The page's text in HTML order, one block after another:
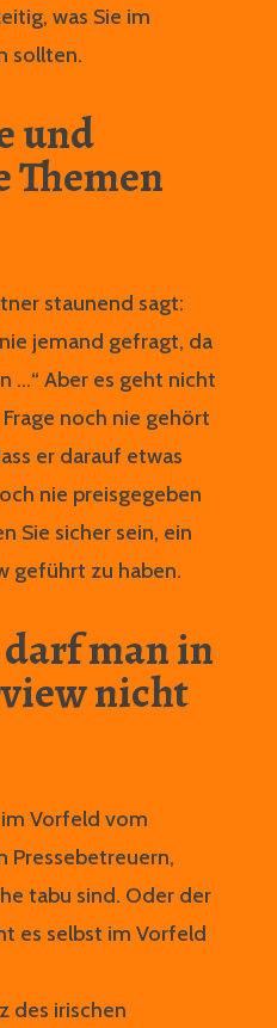
was Sie im
sollten.
und
staunend sagt:
jemand gefragt, da
…“ Aber es geht nicht
noch nie gehört
er darauf etwas
nie preisgegeben
Sie sicher sein, ein
geführt zu haben.
man in
nicht
Vorfeld vom
Pressebetreuern,
tabu sind. Oder der
es selbst im Vorfeld
des irischen